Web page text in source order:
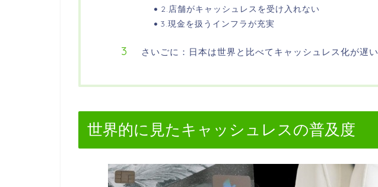
2.店舗がキャッシュレスを受け入れない
3.現金を扱うインフラが充実
さいごに：日本は世界と比べてキャッシュレス化が遅い
世界的に見たキャッシュレスの普及度